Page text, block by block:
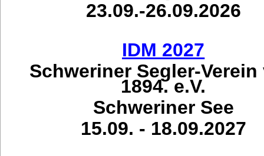
23.09.-26.09.2026
IDM 2027
Schweriner Segler-Verein
1894. e.V.
Schweriner See
15.09. - 18.09.2027